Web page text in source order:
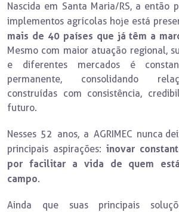
Nascida em Santa Maria/RS, a então
implementos agrícolas hoje está
mais de 40 países que já têm a
Mesmo com maior atuação regional,
e diferentes mercados é
permanente, consolidando
construídas com consistência,
futuro.
Nesses 52 anos, a AGRIMEC nunca
principais aspirações: inovar
por facilitar a vida de quem
campo.
Ainda que suas principais